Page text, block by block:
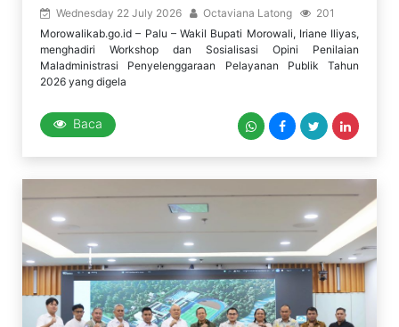
Wednesday 22 July 2026 Octaviana Latong
201
Morowalikab.go.id – Palu – Wakil Bupati Morowali, Iriane Iliyas,
menghadiri Workshop dan Sosialisasi Opini Penilaian
Maladministrasi Penyelenggaraan Pelayanan Publik Tahun
2026 yang digela
Baca